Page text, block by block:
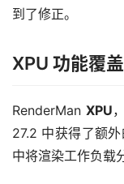
到了修正。
XPU 功能覆
RenderMan XPU
27.2 中获得了额
中将渲染工作负载